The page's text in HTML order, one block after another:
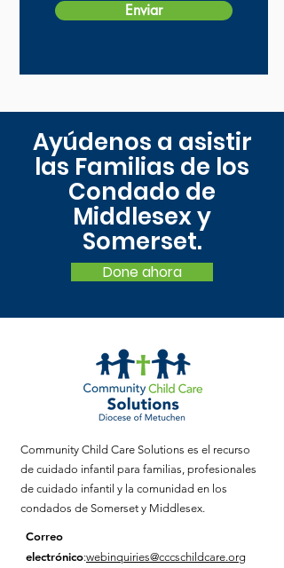
Enviar
Ayúdenos a asistir
las Familias de los
Condado de
Middlesex y
Somerset.
Done ahora
Community Child Care Solutions es el recurso
de cuidado infantil para familias, profesionales
de cuidado infantil y la comunidad en los
condados de Somerset y Middlesex.
Correo
electrónico:webinquiries@cccschildcare.org